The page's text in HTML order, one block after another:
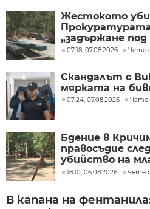
Жестокото
„задържане
07:18, 07.08.2026 Чете
Скандалът с
мярката на
07:24, 07.08.2026 Чете
Бдение в
правосъдие
убийство на
тийнейджъри
18:10, 06.08.2026 Чете
В капана на